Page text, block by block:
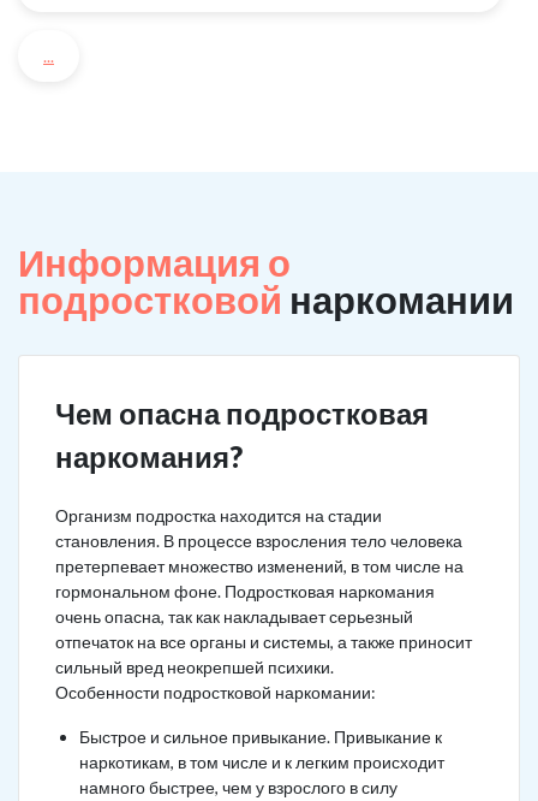
...
Информация о
подростковой наркомании
Чем опасна подростковая
наркомания?
Организм подростка находится на стадии
становления. В процессе взросления тело человека
претерпевает множество изменений, в том числе на
гормональном фоне. Подростковая наркомания
очень опасна, так как накладывает серьезный
отпечаток на все органы и системы, а также приносит
сильный вред неокрепшей психики.
Особенности подростковой наркомании:
Быстрое и сильное привыкание. Привыкание к
наркотикам, в том числе и к легким происходит
намного быстрее, чем у взрослого в силу